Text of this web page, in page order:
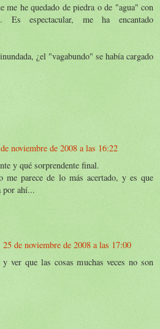
me he quedado de piedra o de "agua" con
espectacular, me ha encantado
¿el "vagabundo" se había cargado
noviembre de 2008 a las 16:22
y qué sorprendente final.
me parece de lo más acertado, y es que
por ahí...
25 de noviembre de 2008 a las 17:00
ver que las cosas muchas veces no son